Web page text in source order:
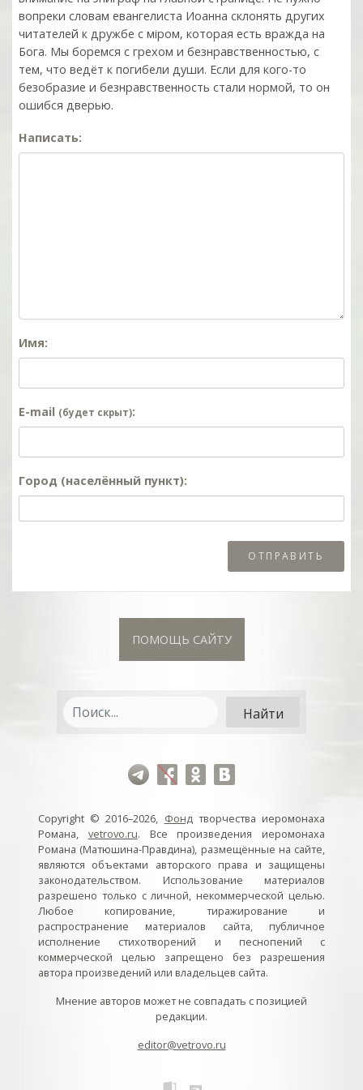
вопреки словам евангелиста Иоанна склонять других
читателей к дружбе с мiром, которая есть вражда на
Бога. Мы боремся с грехом и без­нрав­ствен­ностью, с
тем, что ведёт к погибели души. Если для кого-то
безобразие и безнравственность стали нормой, то он
ошибся дверью.
Написать:
Имя:
E-mail (будет скрыт):
Город (населённый пункт):
ПОМОЩЬ САЙТУ
Copyright © 2016–2026, Фондтворчества иеромонаха
Романа, vetrovo.ru. Все произведения иеромонаха
Романа (Матюшина-Правдина), размещённые на сайте,
являются объектами авторского права и защищены
законодательством. Использование материалов
разрешено только с личной, некоммерческой целью.
Любое копирование, тиражирование и
распространение материалов сайта, публичное
исполнение стихотворений и песнопений с
коммерческой целью запрещено без разрешения
автора произведений или владельцев сайта.
Мнение авторов может не совпадать с позицией
редакции.
editor@vetrovo.ru